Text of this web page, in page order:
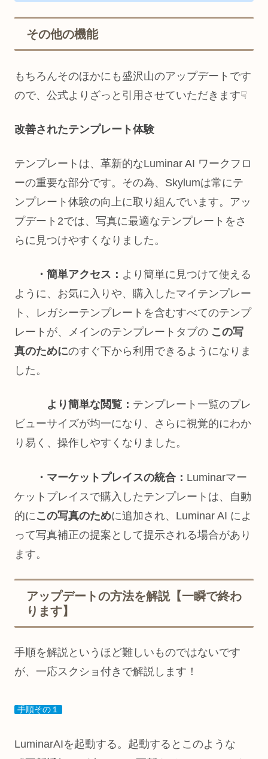
その他の機能
もちろんそのほかにも盛沢山のアップデートです
ので、公式よりざっと引用させていただきます☟
改善されたテンプレート体験
テンプレートは、革新的なLuminar AI ワークフロ
ーの重要な部分です。その為、Skylumは常にテ
ンプレート体験の向上に取り組んでいます。アッ
プデート2では、写真に最適なテンプレートをさ
らに見つけやすくなりました。
・簡単アクセス： より簡単に見つけて使える
ように、お気に入りや、購入したマイテンプレー
ト、レガシーテンプレートを含むすべてのテンプ
レートが、メインのテンプレートタブの この写
真のためにのすぐ下から利用できるようになりま
した。
より簡単な閲覧： テンプレート一覧のプレ
ビューサイズが均一になり、さらに視覚的にわか
り易く、操作しやすくなりました。
・マーケットプレイスの統合： Luminarマー
ケットプレイスで購入したテンプレートは、自動
的に この写真のために追加され、Luminar AI によ
って写真補正の提案として提示される場合があり
ます。
アップデートの方法を解説【一瞬で終わ
ります】
手順を解説というほど難しいものではないです
が、一応スクショ付きで解説します！
手順その１
LuminarAIを起動する。起動するとこのような